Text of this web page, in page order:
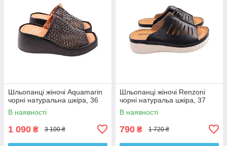
Шльопанці жіночі Aquamarin
чорні натуральна шкіра, 36
В наявності
1 090 ₴ 3 100 ₴
Шльопанці жіночі Renzoni
чорні натуральа шкіра, 37
В наявності
790 ₴ 1 720 ₴